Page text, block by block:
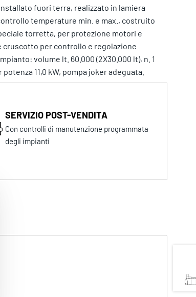
fuori terra, realizzato in lamiera
temperature min. e max., costruito
torretta, per protezione motori e
cruscotto per controllo e regolazione
volume lt. 60.000 (2X30.000 lt), n. 1
11,0 kW, pompa joker adeguata.
SERVIZIO POST-VENDITA
Con controlli di manutenzione programmata
degli impianti